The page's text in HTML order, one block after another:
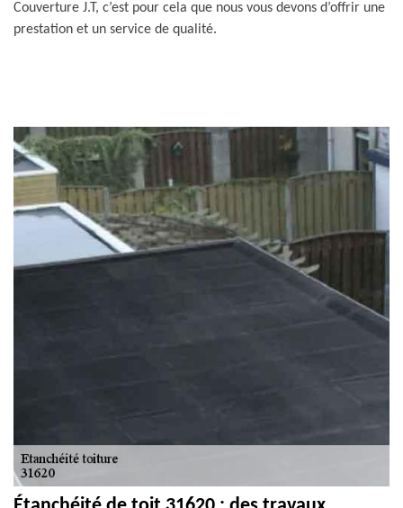
Couverture J.T, c’est pour cela que nous vous devons d’offrir une
prestation et un service de qualité.